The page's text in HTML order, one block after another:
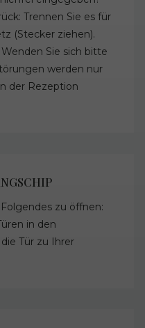
Trennen Sie es für
(Stecker ziehen).
Sie sich bitte
werden nur
der Rezeption
zu öffnen:
in den
Tür zu Ihrer